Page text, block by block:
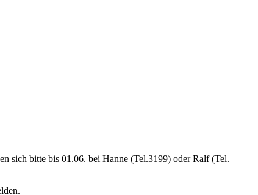
sich bitte bis 01.06. bei Hanne (Tel.3199) oder Ralf (Tel.